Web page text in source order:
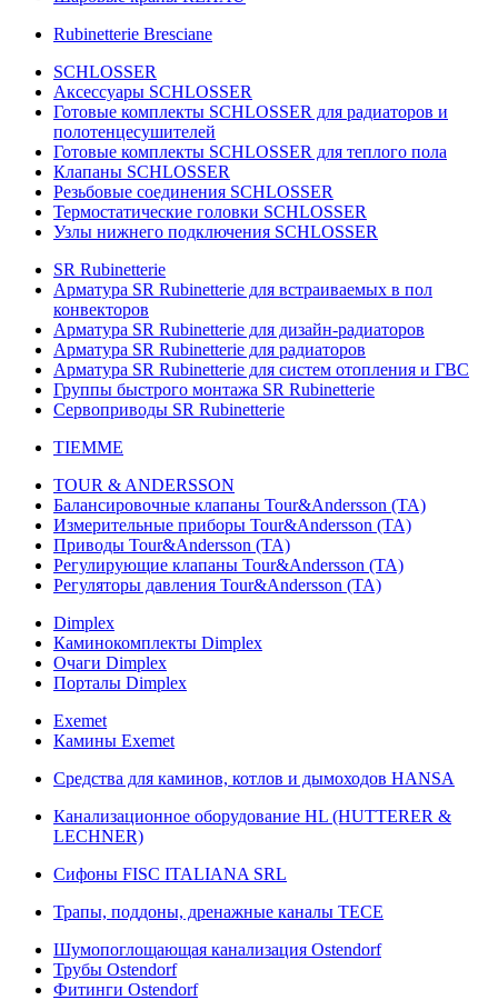
Rubinetterie Bresciane
SCHLOSSER
Аксессуары SCHLOSSER
Готовые комплекты SCHLOSSER для радиаторов и
полотенцесушителей
Готовые комплекты SCHLOSSER для теплого пола
Клапаны SCHLOSSER
Резьбовые соединения SCHLOSSER
Термостатические головки SCHLOSSER
Узлы нижнего подключения SCHLOSSER
SR Rubinetterie
Арматура SR Rubinetterie для встраиваемых в пол
конвекторов
Арматура SR Rubinetterie для дизайн-радиаторов
Арматура SR Rubinetterie для радиаторов
Арматура SR Rubinetterie для систем отопления и ГВС
Группы быстрого монтажа SR Rubinetterie
Сервоприводы SR Rubinetterie
TIEMME
TOUR & ANDERSSON
Балансировочные клапаны Tour&Andersson (TA)
Измерительные приборы Tour&Andersson (TA)
Приводы Tour&Andersson (TA)
Регулирующие клапаны Tour&Andersson (TA)
Регуляторы давления Tour&Andersson (TA)
Dimplex
Каминокомплекты Dimplex
Очаги Dimplex
Порталы Dimplex
Exemet
Камины Exemet
Средства для каминов, котлов и дымоходов HANSA
Канализационное оборудование HL (HUTTERER &
LECHNER)
Сифоны FISC ITALIANA SRL
Трапы, поддоны, дренажные каналы TECE
Шумопоглощающая канализация Ostendorf
Трубы Ostendorf
Фитинги Ostendorf